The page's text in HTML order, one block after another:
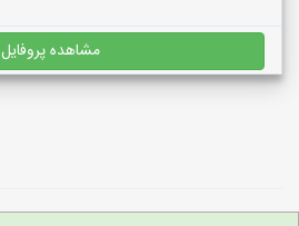
مشاهده پروفایل